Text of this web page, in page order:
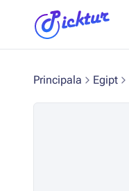
Principala Egipt